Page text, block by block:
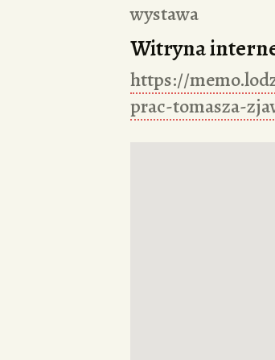
wystawa
Witryna
https://
prac-tomasza-